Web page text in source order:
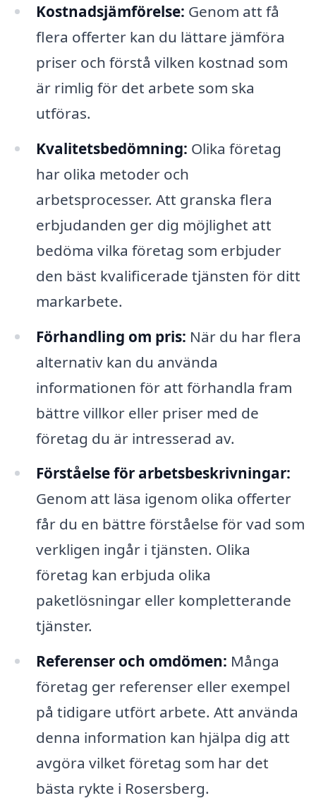
Kostnadsjämförelse: Genom att få
flera offerter kan du lättare jämföra
priser och förstå vilken kostnad som
är rimlig för det arbete som ska
utföras.
Kvalitetsbedömning: Olika företag
har olika metoder och
arbetsprocesser. Att granska flera
erbjudanden ger dig möjlighet att
bedöma vilka företag som erbjuder
den bäst kvalificerade tjänsten för ditt
markarbete.
Förhandling om pris: När du har flera
alternativ kan du använda
informationen för att förhandla fram
bättre villkor eller priser med de
företag du är intresserad av.
Förståelse för arbetsbeskrivningar:
Genom att läsa igenom olika offerter
får du en bättre förståelse för vad som
verkligen ingår i tjänsten. Olika
företag kan erbjuda olika
paketlösningar eller kompletterande
tjänster.
Referenser och omdömen: Många
företag ger referenser eller exempel
på tidigare utfört arbete. Att använda
denna information kan hjälpa dig att
avgöra vilket företag som har det
bästa rykte i Rosersberg.